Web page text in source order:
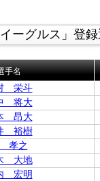
ーグルス」登
手名
栄斗
将大
昂大
裕樹
孝之
大地
宏明